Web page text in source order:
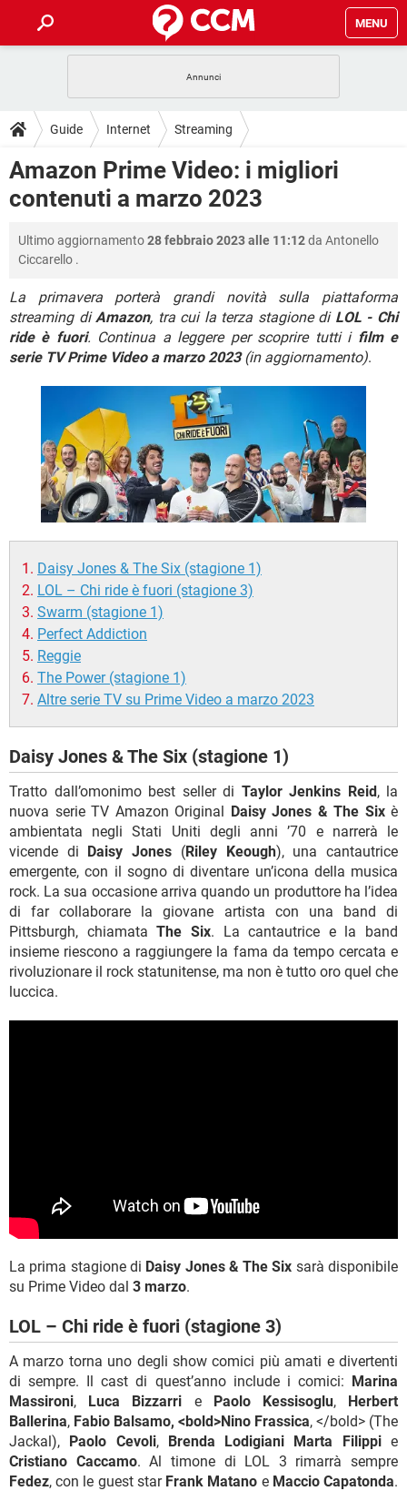
MENU
INTRATTENIMENTO ANDROID
iOS WINDOWS 10
INSTAGRAM WHATSAPP
HARDWARE
GUIDE
COVID-19 GAMING
INTRATTENIMENTO ANDROID
INSTAGRAM WHATSAPP
HARDWARE
DOWNLOAD
COVID-19 GAMING
iOS
INSTAGRAM WHATSAPP
TIKTOK FACEBOOK
HARDWARE
FORUM
COVID-19 GAMING
iOS WINDOWS 10
INSTAGRAM WHATSAPP
TIKTOK FACEBOOK
GLOSSARIO
COVID-19 GAMING
INTRATTENIMENTO ANDROID
iOS WINDOWS 10
FACEBOOK
HARDWARE
Guide Internet Streaming
Amazon Prime Video: i migliori
contenuti a marzo 2023
Ultimo aggiornamento28 febbraio 2023 alle 11:12da Antonello
Ciccarello .
La primavera porterà grandi novità sulla piattaforma
streaming diAmazon, tra cui la terza stagione di LOL - Chi
ride è fuori. Continua a leggere per scoprire tutti i film e
serie TV Prime Video a marzo 2023(in aggiornamento).
Daisy Jones & The Six (stagione 1)
LOL – Chi ride è fuori (stagione 3)
Swarm (stagione 1)
Perfect Addiction
Reggie
The Power (stagione 1)
Altre serie TV su Prime Video a marzo 2023
Daisy Jones & The Six (stagione 1)
Tratto dall’omonimo best seller di Taylor Jenkins Reid, la
nuova serie TV Amazon Original Daisy Jones & The Sixè
ambientata negli Stati Uniti degli anni ’70 e narrerà le
vicende di Daisy Jones (Riley Keough), una cantautrice
emergente, con il sogno di diventare un’icona della musica
rock. La sua occasione arriva quando un produttore ha l’idea
di far collaborare la giovane artista con una band di
Pittsburgh, chiamataThe Six. La cantautrice e la band
insieme riescono a raggiungere la fama da tempo cercata e
rivoluzionare il rock statunitense, ma non è tutto oro quel che
luccica.
La prima stagione di Daisy Jones & The Six sarà disponibile
su Prime Video dal 3 marzo.
LOL – Chi ride è fuori (stagione 3)
A marzo torna uno degli show comici più amati e divertenti
di sempre. Il cast di quest’anno include i comici: Marina
Massironi, Luca Bizzarri e Paolo Kessisoglu, Herbert
Ballerina, Fabio Balsamo, <bold>Nino Frassica, </bold> (The
Jackal), Paolo Cevoli, Brenda Lodigiani Marta Filippie
Cristiano Caccamo. Al timone di LOL 3 rimarrà sempre
Fedez, con le guest star Frank Matano e Maccio Capatonda.